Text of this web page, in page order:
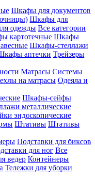
Шкафы для документов
Шкафы для
одежды Все категории
картотечные Шкафы
Шкафы-стеллажи
аптечки Трейзеры
Матрасы Системы
на матрасы Одеяла и
Шкафы-сейфы
металлические
эндоскопические
Штативы Штативы
Подставки для биксов
для ног Все
ведер Контейнеры
Тележки для уборки